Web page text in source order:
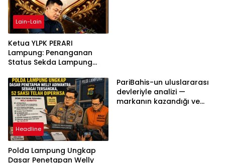
Lain-Lain
Ketua YLPK PERARI
Lampung: Penanganan
Status Sekda Lampung
Berdasarkan Aturan,
Bukan Tekanan Opini
Headline
Polda Lampung Ungkap
Dasar Penetapan Welly
PariBahis-un uluslararası
devleriyle analizi —
markanın kazandığı ve